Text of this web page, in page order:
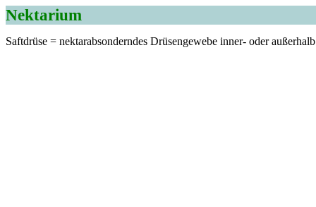
Nektarium
Saftdrüse = nektarabsonderndes Drüsengewebe inner- oder